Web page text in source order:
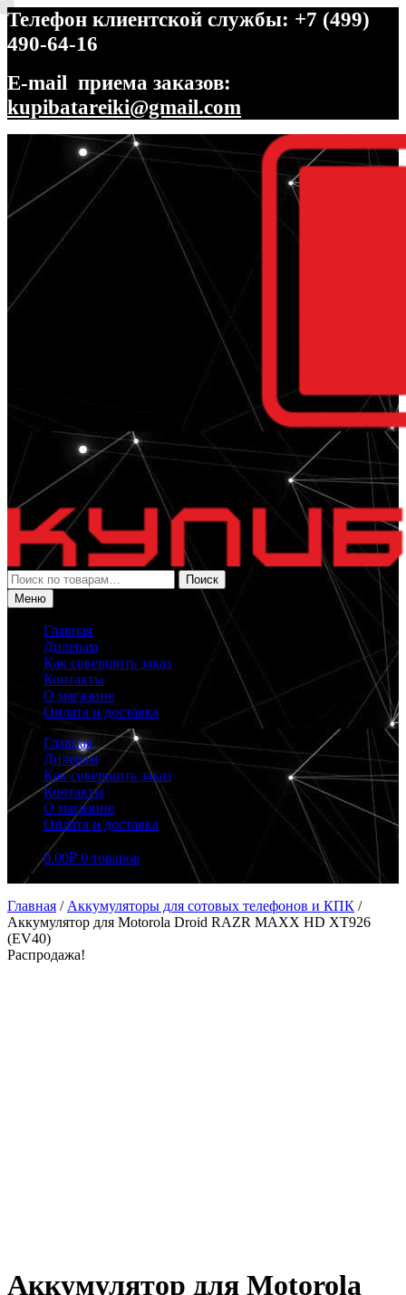
Телефон клиентской службы: +7 (499)
490-64-16
E-mail приема заказов:
kupibatareiki@gmail.com
Перейти
навигации
Перейти
содержимому
Искать:
Поиск
Меню
Главная
Дилерам
Как совершить заказ
Контакты
О магазине
Оплата и доставка
Главная
Дилерам
Как совершить заказ
Контакты
О магазине
Оплата и доставка
0.00₽ 0 товаров
Главная / Аккумуляторы для сотовых телефонов и КПК /
Аккумулятор для Motorola Droid RAZR MAXX HD XT926
(EV40)
Распродажа!
Аккумулятор для Motorola